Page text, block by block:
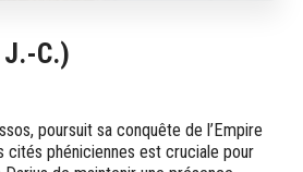
J.-C.)
poursuit sa conquête de l’Empire
cités phéniciennes est cruciale pour